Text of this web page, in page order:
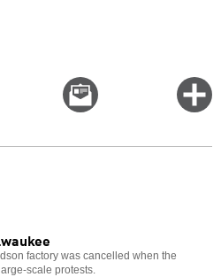
Email
this
factory was cancelled when the
scale protests.